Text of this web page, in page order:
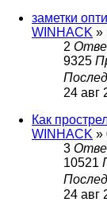
заметки
WINHACK »
2
9325
24 авг
Как
WINHACK »
3
10521
24 авг